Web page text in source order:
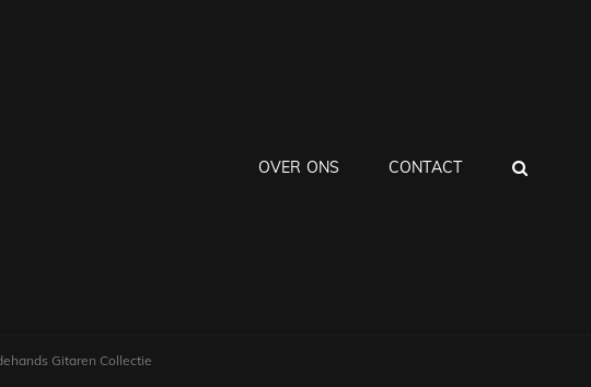
OVER ONS CONTACT
Gitaren Collectie